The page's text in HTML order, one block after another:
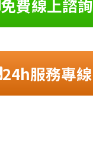
免費線上諮詢
24h服務專線